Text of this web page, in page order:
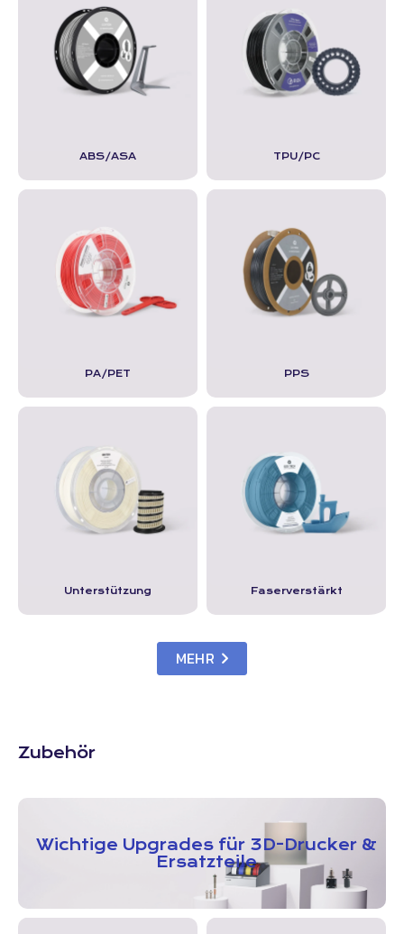
ABS/ASA TPU/PC
PA/PET PPS
Unterstützung Faserverstärkt
MEHR
Zubehör
Wichtige Upgrades für 3D-Drucker &
Ersatzteile